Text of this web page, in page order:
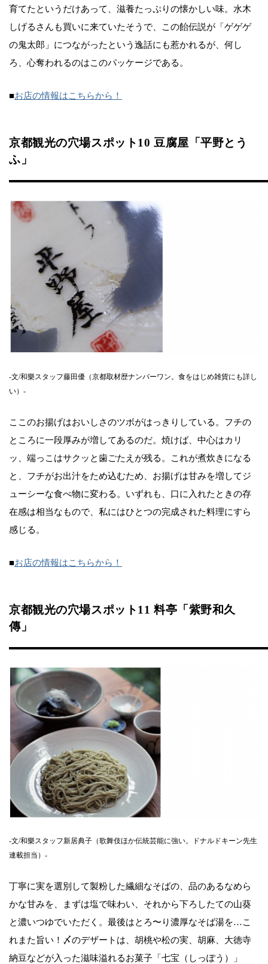
育てたというだけあって、滋養たっぷりの懐かしい味。水木
しげるさんも買いに来ていたそうで、この飴伝説が「ゲゲゲ
の鬼太郎」につながったという逸話にも惹かれるが、何し
ろ、心奪われるのはこのパッケージである。
■お店の情報はこちらから！
京都観光の穴場スポット10 豆腐屋「平野とう
ふ」
-文/和樂スタッフ藤田優（京都取材歴ナンバーワン。食をはじめ雑貨にも詳し
い）-
ここのお揚げはおいしさのツボがはっきりしている。フチの
ところに一段厚みが増してあるのだ。焼けば、中心はカリ
ッ、端っこはサクッと歯ごたえが残る。これが煮炊きになる
と、フチがお出汁をため込むため、お揚げは甘みを増してジ
ューシーな食べ物に変わる。いずれも、口に入れたときの存
在感は相当なもので、私にはひとつの完成された料理にすら
感じる。
■お店の情報はこちらから！
京都観光の穴場スポット11 料亭「紫野和久
傳」
-文/和樂スタッフ新居典子（歌舞伎ほか伝統芸能に強い。ドナルドキーン先生
連載担当）-
丁寧に実を選別して製粉した繊細なそばの、品のあるなめら
かな甘みを、まずは塩で味わい、それから下ろしたての山葵
と濃いつゆでいただく。最後はとろ〜り濃厚なそば湯を…こ
れまた旨い！〆のデザートは、胡桃や松の実、胡麻、大徳寺
納豆などが入った滋味溢れるお菓子「七宝（しっぽう）」